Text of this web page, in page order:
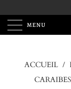
MENU
ACCUEIL /